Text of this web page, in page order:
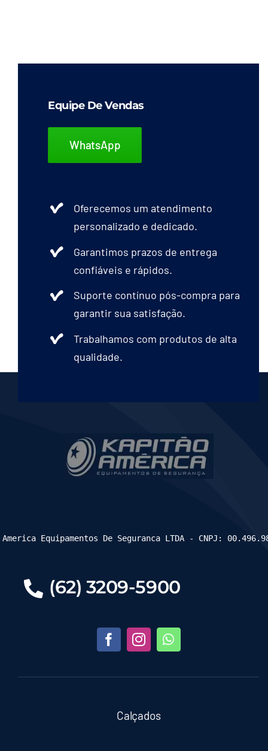
Equipe De Vendas
WhatsApp
Oferecemos um atendimento
personalizado e dedicado.
Garantimos prazos de entrega
confiáveis e rápidos.
Suporte contínuo pós-compra para
garantir sua satisfação.
Trabalhamos com produtos de alta
qualidade.
(62) 3209-5900
Calçados
Equipamentos De Seguranca LTDA - CNPJ: